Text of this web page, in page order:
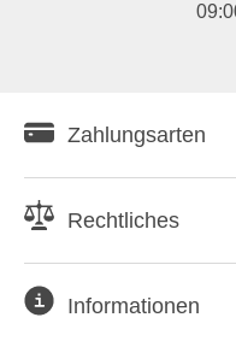
Zahlungsarten
Rechtliches
Informationen